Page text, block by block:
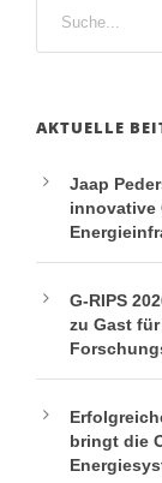
AKTUELLE
Jaap
innovative
G-RIPS
zu Gast
bringt die